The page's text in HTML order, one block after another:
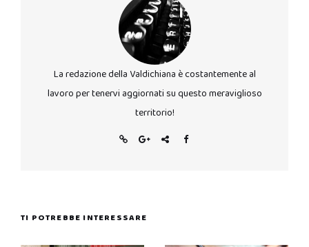
La redazione della Valdichiana è costantemente al
lavoro per tenervi aggiornati su questo meraviglioso
territorio!
TI POTREBBE INTERESSARE